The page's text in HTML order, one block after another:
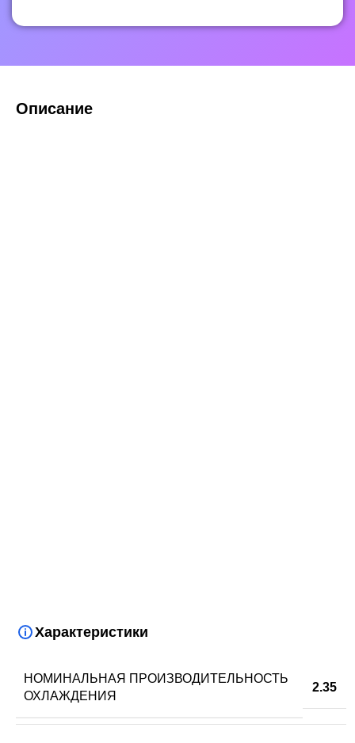
Описание
Характеристики
НОМИНАЛЬНАЯ ПРОИЗВОДИТЕЛЬНОСТЬ
ОХЛАЖДЕНИЯ
2.35